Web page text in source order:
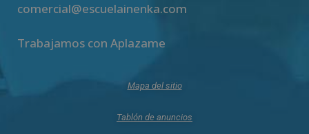
comercial@escuelainenka.com
Trabajamos con Aplazame
Mapa del sitio
Tablón de anuncios